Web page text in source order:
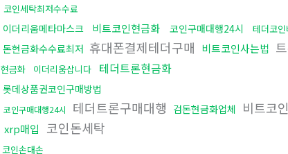
코인세탁최저수수료
이더리움메타마스크 비트코인현금화 코인구매대행24시 테더코
돈현금화수수료최저 휴대폰결제테더구매 비트코인사는법
현금화
이더리움삽니다 테더트론현금화
롯데상품권코인구매방법
코인구매대행24시 테더트론구매대행 검돈현금화업체 비트코
xrp매입 코인돈세탁
코인손대손